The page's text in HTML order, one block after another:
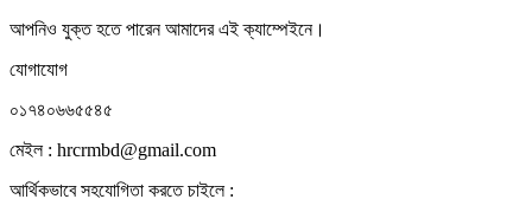
আপনিও যুক্ত হতে পারেন আমাদের এই ক্যাম্পেইনে।
যোগাযোগ
০১৭৪০৬৬৫৫৪৫
মেইল : hrcrmbd@gmail.com
আর্থিকভাবে সহযোগিতা করতে চাইলে :